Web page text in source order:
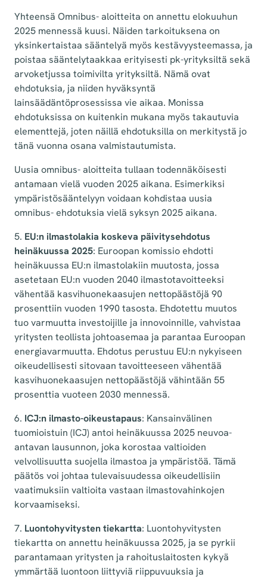
Yhteensä Omnibus- aloitteita on annettu elokuuhun
2025 mennessä kuusi. Näiden tarkoituksena on
yksinkertaistaa sääntelyä myös kestävyysteemassa, ja
poistaa sääntelytaakkaa erityisesti pk-yrityksiltä sekä
arvoketjussa toimivilta yrityksiltä. Nämä ovat
ehdotuksia, ja niiden hyväksyntä
lainsäädäntöprosessissa vie aikaa. Monissa
ehdotuksissa on kuitenkin mukana myös takautuvia
elementtejä, joten näillä ehdotuksilla on merkitystä jo
tänä vuonna osana valmistautumista.
Uusia omnibus- aloitteita tullaan todennäköisesti
antamaan vielä vuoden 2025 aikana. Esimerkiksi
ympäristösääntelyyn voidaan kohdistaa uusia
omnibus- ehdotuksia vielä syksyn 2025 aikana.
5. EU:n ilmastolakia koskeva päivitysehdotus
heinäkuussa 2025: Euroopan komissio ehdotti
heinäkuussa EU:n ilmastolakiin muutosta, jossa
asetetaan EU:n vuoden 2040 ilmastotavoitteeksi
vähentää kasvihuonekaasujen nettopäästöjä 90
prosenttiin vuoden 1990 tasosta. Ehdotettu muutos
tuo varmuutta investoijille ja innovoinnille, vahvistaa
yritysten teollista johtoasemaa ja parantaa Euroopan
energiavarmuutta. Ehdotus perustuu EU:n nykyiseen
oikeudellisesti sitovaan tavoitteeseen vähentää
kasvihuonekaasujen nettopäästöjä vähintään 55
prosenttia vuoteen 2030 mennessä.
6. ICJ:n ilmasto-oikeustapaus: Kansainvälinen
tuomioistuin (ICJ) antoi heinäkuussa 2025 neuvoa-
antavan lausunnon, joka korostaa valtioiden
velvollisuutta suojella ilmastoa ja ympäristöä. Tämä
päätös voi johtaa tulevaisuudessa oikeudellisiin
vaatimuksiin valtioita vastaan ilmastovahinkojen
korvaamiseksi.
7. Luontohyvitysten tiekartta: Luontohyvitysten
tiekartta on annettu heinäkuussa 2025, ja se pyrkii
parantamaan yritysten ja rahoituslaitosten kykyä
ymmärtää luontoon liittyviä riippuvuuksia ja